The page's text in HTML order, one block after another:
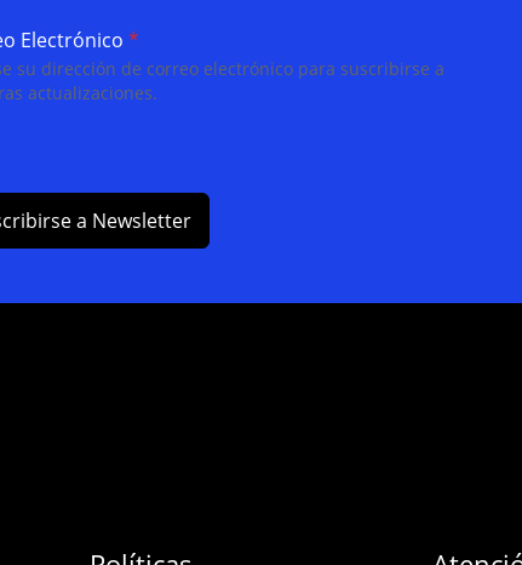
Electrónico*
su dirección de correo electrónico para suscribirse a
actualizaciones.
a Newsletter